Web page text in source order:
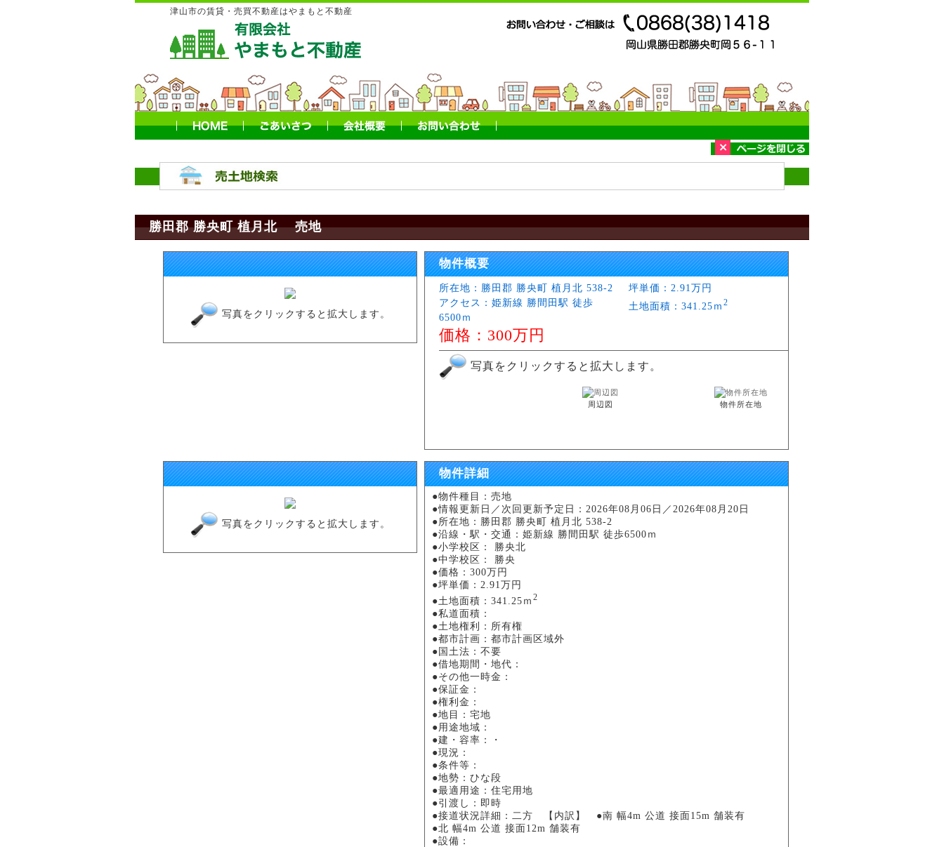
津山市の賃貸・売買不動産はやまもと不動産
勝田郡 勝央町 植月北 売地
写真をクリックすると拡大します。
物件概要
所在地：勝田郡 勝央町 植月北 538-2
アクセス：姫新線 勝間田駅 徒歩
6500ｍ
価格：300万円
坪単価：2.91万円
土地面積：341.25ｍ 2
写真をクリックすると拡大します。
周辺図 物件所在地
写真をクリックすると拡大します。
物件詳細
●物件種目：売地
●情報更新日／次回更新予定日：2026年08月06日／2026年08月20日
●所在地：勝田郡 勝央町 植月北 538-2
●沿線・駅・交通：姫新線 勝間田駅 徒歩6500ｍ
●小学校区： 勝央北
●中学校区： 勝央
●価格：300万円
●坪単価：2.91万円
●土地面積：341.25ｍ 2
●私道面積：
●土地権利：所有権
●都市計画：都市計画区域外
●国土法：不要
●借地期間・地代：
●その他一時金：
●保証金：
●権利金：
●地目：宅地
●用途地域：
●建・容率：・
●現況：
●条件等：
●地勢：ひな段
●最適用途：住宅用地
●引渡し：即時
●接道状況詳細：二方 【内訳】 ●南 幅4m 公道 接面15m 舗装有
●北 幅4m 公道 接面12m 舗装有
●設備：